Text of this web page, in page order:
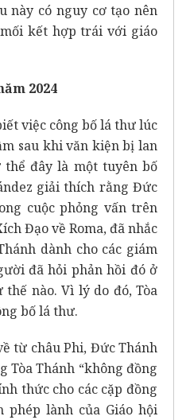
này có nguy cơ tạo nên
kết hợp trái với giáo
2024
việc công bố lá thư lúc
sau khi văn kiện bị lan
đây là một tuyên bố
giải thích rằng Đức
cuộc phỏng vấn trên
Đạo về Roma, đã nhắc
dành cho các giám
đã hỏi phản hồi đó ở
nào. Vì lý do đó, Tòa
bố lá thư.
từ châu Phi, Đức Thánh
Tòa Thánh “không đồng
thức cho các cặp đồng
phép lành của Giáo hội